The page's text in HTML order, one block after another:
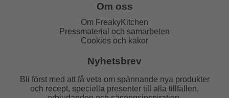
Om oss
Om FreakyKitchen
Pressmaterial och samarbeten
Cookies och kakor
Nyhetsbrev
Bli först med att få veta om spännande nya produkter
och recept, speciella presenter till alla tillfällen,